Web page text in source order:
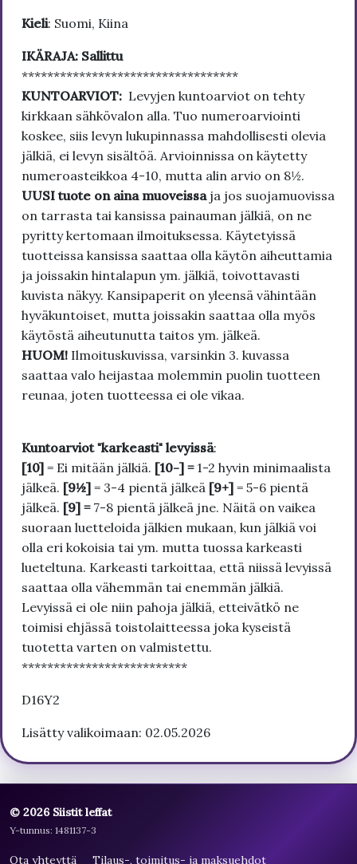
Kieli: Suomi, Kiina
IKÄRAJA: Sallittu
**********************************
KUNTOARVIOT: Levyjen kuntoarviot on tehty
kirkkaan sähkövalon alla. Tuo numeroarviointi
koskee, siis levyn lukupinnassa mahdollisesti olevia
jälkiä, ei levyn sisältöä. Arvioinnissa on käytetty
numeroasteikkoa 4-10, mutta alin arvio on 8½.
UUSI tuote on aina muoveissa ja jos suojamuovissa
on tarrasta tai kansissa painauman jälkiä, on ne
pyritty kertomaan ilmoituksessa. Käytetyissä
tuotteissa kansissa saattaa olla käytön aiheuttamia
ja joissakin hintalapun ym. jälkiä, toivottavasti
kuvista näkyy. Kansipaperit on yleensä vähintään
hyväkuntoiset, mutta joissakin saattaa olla myös
käytöstä aiheutunutta taitos ym. jälkeä.
HUOM! Ilmoituskuvissa, varsinkin 3. kuvassa
saattaa valo heijastaa molemmin puolin tuotteen
reunaa, joten tuotteessa ei ole vikaa.
Kuntoarviot "karkeasti" levyissä:
[10] = Ei mitään jälkiä. [10-] = 1-2 hyvin minimaalista
jälkeä. [9½] = 3-4 pientä jälkeä [9+] = 5-6 pientä
jälkeä. [9] = 7-8 pientä jälkeä jne. Näitä on vaikea
suoraan luetteloida jälkien mukaan, kun jälkiä voi
olla eri kokoisia tai ym. mutta tuossa karkeasti
lueteltuna. Karkeasti tarkoittaa, että niissä levyissä
saattaa olla vähemmän tai enemmän jälkiä.
Levyissä ei ole niin pahoja jälkiä, etteivätkö ne
toimisi ehjässä toistolaitteessa joka kyseistä
tuotetta varten on valmistettu.
**************************
D16Y2
Lisätty valikoimaan: 02.05.2026
© 2026 Siistit leffat
Y-tunnus: 1481137-3
Ota yhteyttä Tilaus-, toimitus- ja maksuehdot